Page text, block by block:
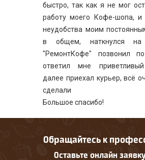
быстро, так как я не мог
работу моего Кофе-шопа, и
неудобства моим
в общем, наткнулся на
"РемонтКофе" позвонил
ответил мне
далее приехал курьер, всё
сделали
Большое спасибо!
Обращайтесь к
Оставьте онлайн